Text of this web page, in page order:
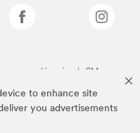
to enhance site
you advertisements
marques déposées de 3M.